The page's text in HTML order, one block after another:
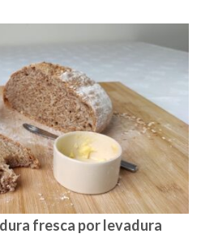
fresca por levadura